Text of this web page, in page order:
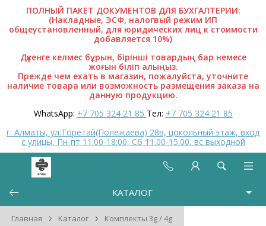
ПОЛНЫЙ ПАКЕТ ДОКУМЕНТОВ ДЛЯ БУХГАЛТЕРИИ:
(Накладные, ЭСФ, налогвый режим ИП
общеустановленный, для юридических лиц к стоимости
добавляется 10%)
Дүкенге келмес бұрын, бірінші товардың бар немесе
жоғын біліп алыңыз.
Прежде чем ехать в магазин, пожалуйста, уточните
наличие товара или возможность размещения заказа на
данную продукцию.
WhatsApp: +7 705 324 21 85 Тел: +7 705 324 21 85
г. Алматы, ул.Торетай(Полежаева) 28в, цокольный этаж, вход
с улицы, Пн-пт 11:00-18:00, Сб 11.00-15.00, вс выходной
КАТАЛОГ
Главная › Каталог › Комплекты 3g / 4g